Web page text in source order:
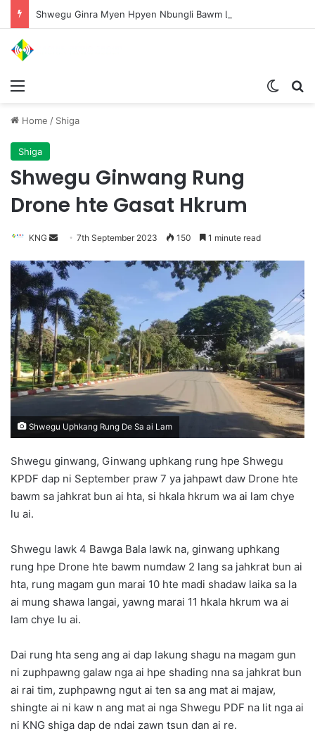
Home / Shiga
Shiga
Shwegu Ginwang Rung
Drone hte Gasat Hkrum
KNG
n
d
a
n
e
m
a
i
7th September 2023 150 1 minute read
Shwegu Uphkang Rung De Sa ai Lam
Shwegu ginwang, Ginwang uphkang rung hpe Shwegu
KPDF dap ni September praw 7 ya jahpawt daw Drone hte
bawm sa jahkrat bun ai hta, si hkala hkrum wa ai lam chye
lu ai.
Shwegu lawk 4 Bawga Bala lawk na, ginwang uphkang
rung hpe Drone hte bawm numdaw 2 lang sa jahkrat bun ai
hta, rung magam gun marai 10 hte madi shadaw laika sa la
ai mung shawa langai, yawng marai 11 hkala hkrum wa ai
lam chye lu ai.
Dai rung hta seng ang ai dap lakung shagu na magam gun
ni zuphpawng galaw nga ai hpe shading nna sa jahkrat bun
ai rai tim, zuphpawng ngut ai ten sa ang mat ai majaw,
shingte ai ni kaw n ang mat ai nga Shwegu PDF na lit nga ai
ni KNG shiga dap de ndai zawn tsun dan ai re.